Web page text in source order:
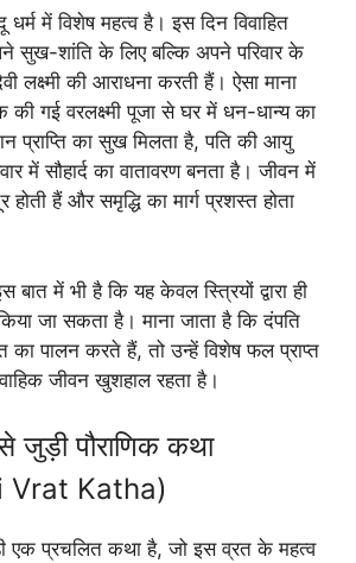
धर्म में विशेष महत्व है। इस दिन विवाहित
सुख-शांति के लिए बल्कि अपने परिवार के
लक्ष्मी की आराधना करती हैं। ऐसा माना
की गई वरलक्ष्मी पूजा से घर में धन-धान्य का
प्राप्ति का सुख मिलता है, पति की आयु
में सौहार्द का वातावरण बनता है। जीवन में
होती हैं और समृद्धि का मार्ग प्रशस्त होता
बात में भी है कि यह केवल स्त्रियों द्वारा ही
किया जा सकता है। माना जाता है कि दंपति
का पालन करते हैं, तो उन्हें विशेष फल प्राप्त
जीवन खुशहाल रहता है।
जुड़ी पौराणिक कथा
Vrat Katha)
एक प्रचलित कथा है, जो इस व्रत के महत्व